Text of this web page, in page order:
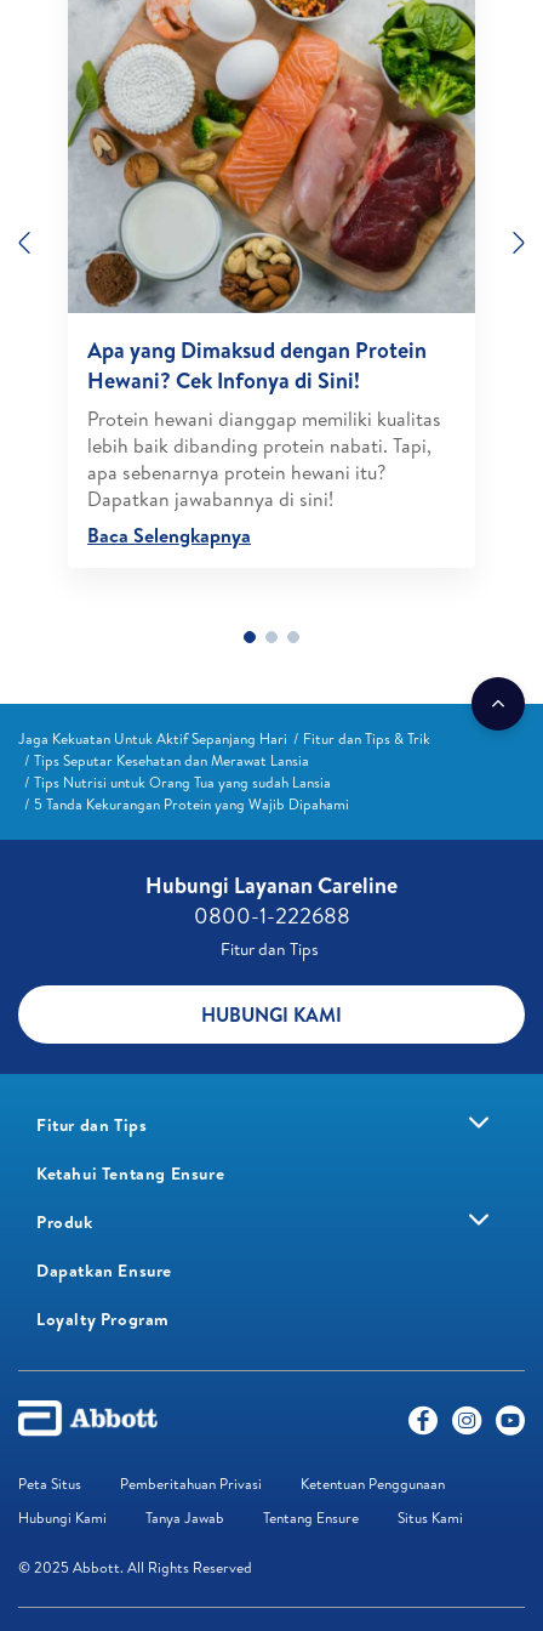
Previous
Apa yang Dimaksud dengan Protein
Hewani? Cek Infonya di Sini!
Protein hewani dianggap memiliki kualitas
lebih baik dibanding protein nabati. Tapi,
apa sebenarnya protein hewani itu?
Dapatkan jawabannya di sini!
Baca Selengkapnya
Jaga Kekuatan Untuk Aktif Sepanjang Hari
Fitur dan Tips & Trik
Tips Seputar Kesehatan dan Merawat Lansia
Tips Nutrisi untuk Orang Tua yang sudah Lansia
5 Tanda Kekurangan Protein yang Wajib Dipahami
Hubungi Layanan Careline​
0800-1-222688​
Fitur dan Tips ​
HUBUNGI KAMI
Fitur dan Tips
Ketahui Tentang Ensure
Produk
Dapatkan Ensure
Loyalty Program​
Peta Situs Pemberitahuan Privasi
Ketentuan Penggunaan
Hubungi Kami
Tanya Jawab Tentang Ensure Situs Kami
© 2025 Abbott. All Rights Reserved